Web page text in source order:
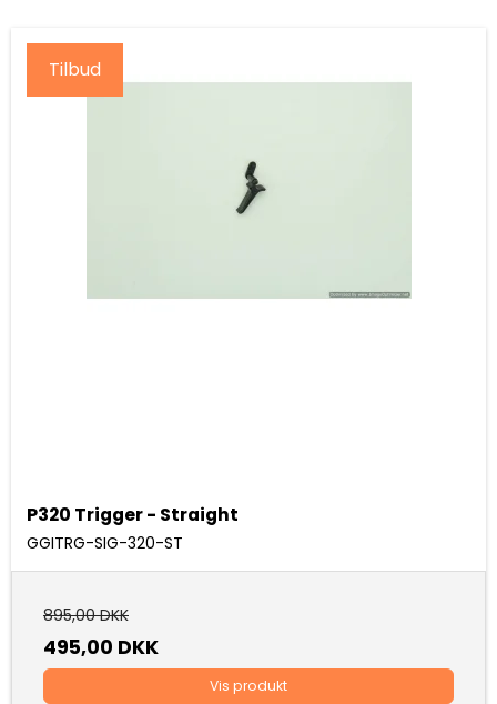
Tilbud
P320 Trigger - Straight
GGITRG-SIG-320-ST
895,00 DKK
495,00 DKK
Vis produkt